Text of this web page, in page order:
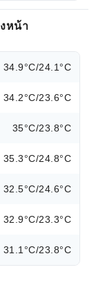
หน้า
34.9°C/24.1°C
34.2°C/23.6°C
35°C/23.8°C
35.3°C/24.8°C
32.5°C/24.6°C
32.9°C/23.3°C
31.1°C/23.8°C